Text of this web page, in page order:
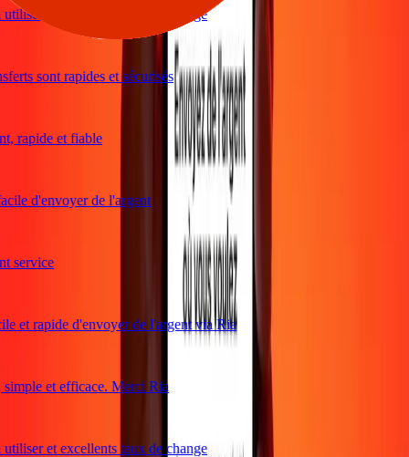
et excellents taux de change
sont rapides et sécurisés
rapide et fiable
d'envoyer de l'argent
service
et rapide d'envoyer de l'argent via Ria
et efficace. Merci Ria
et excellents taux de change